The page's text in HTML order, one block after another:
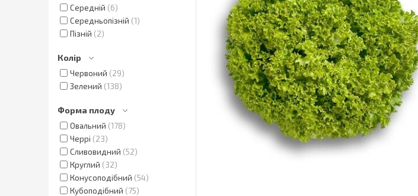
Середній
6
Середньопізній 1
Пізній
2
Колір
Червоний
29
Зелений 138
Форма плоду
Овальний 178
Черрі
23
Сливовидний
52
Круглий
32
Конусоподібний
54
Кубоподібний
75